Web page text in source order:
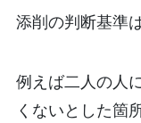
添削の判断基準
例えば二人の人
くないとした箇